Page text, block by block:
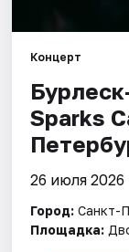
Площадки
Артисты
Рейтинги
Концерт
Sparks
26 июля 2026
Город: Санкт-
Площадка: